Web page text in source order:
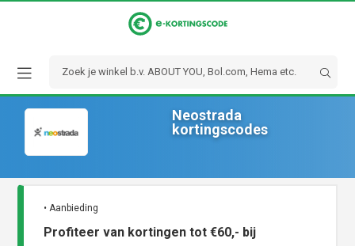
Neostrada
kortingscodes
• Aanbieding
Profiteer van kortingen tot €60,- bij